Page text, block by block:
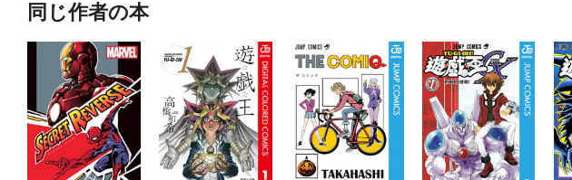
同じ作者の本